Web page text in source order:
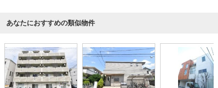
あなたにおすすめの類似物件